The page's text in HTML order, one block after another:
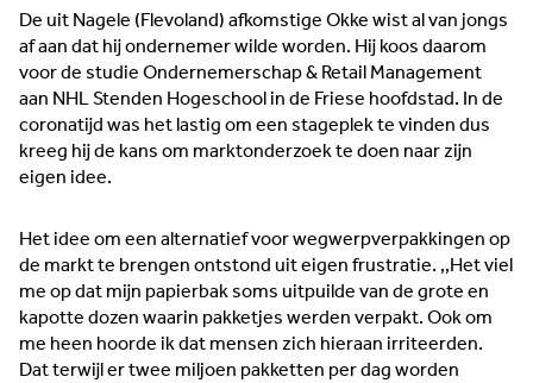
hulpvragen. We geven advies, gevraagd én
ongevraagd, over zaken als nieuwe regelingen of
duurzaam ondernemen. Heeft u een
ondernemersvraag of wellicht een idee? Neem
gerust contact op met een van onze
accountmanagers.
De uit Nagele (Flevoland) afkomstige Okke wist al van jongs
af aan dat hij ondernemer wilde worden. Hij koos daarom
voor de studie Ondernemerschap & Retail Management
aan NHL Stenden Hogeschool in de Friese hoofdstad. In de
coronatijd was het lastig om een stageplek te vinden dus
kreeg hij de kans om marktonderzoek te doen naar zijn
eigen idee.
Het idee om een alternatief voor wegwerpverpakkingen op
de markt te brengen ontstond uit eigen frustratie. ,,Het viel
me op dat mijn papierbak soms uitpuilde van de grote en
kapotte dozen waarin pakketjes werden verpakt. Ook om
me heen hoorde ik dat mensen zich hieraan irriteerden.
Dat terwijl er twee miljoen pakketten per dag worden
Horeca & Retail Watertech
Maakindustrie Innovatie